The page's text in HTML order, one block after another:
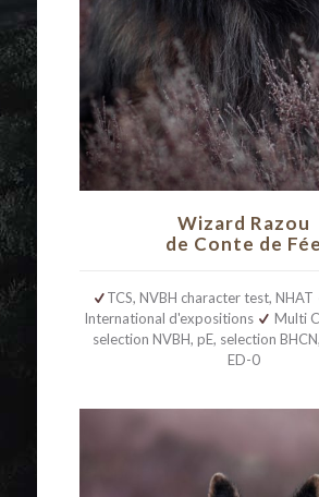
Wizard Razou
de Conte de Fée
TCS, NVBH character test, NHAT
International d'expositions
Multi
selection NVBH, pE, selection
ED-0